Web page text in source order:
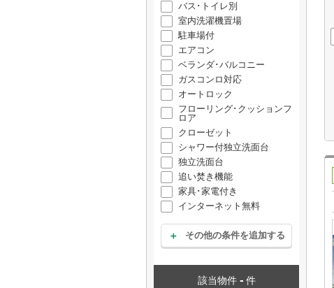
バス･トイレ別
室内洗濯機置場
駐車場付
エアコン
ベランダ･バルコニー
ガスコンロ対応
オートロック
フローリング･クッションフ
ロア
クローゼット
シャワー付独立洗面台
独立洗面台
追い焚き機能
家具･家電付き
インターネット無料
その他の条件を追加する
該当物件 - 件